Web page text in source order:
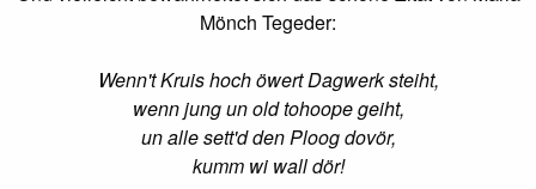
Mönch Tegeder:
Wenn't Kruis hoch öwert Dagwerk steiht,
wenn jung un old tohoope geiht,
un alle sett'd den Ploog dovör,
kumm wi wall dör!